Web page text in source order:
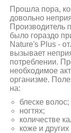
Прошла пора,
довольно
Производитель
было гораздо
Nature's Plus -
вызывает
потреблении.
необходимое
организме.
на:
блеске волос;
ногтях;
количестве
коже и других